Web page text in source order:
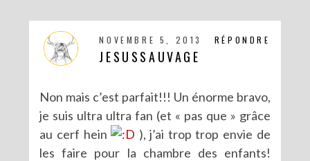
RÉPONDRE
NOVEMBRE 5, 2013
JESUSSAUVAGE
Non mais c’est parfait!!! Un énorme bravo,
je suis ultra ultra fan (et « pas que » grâce
au cerf hein
), j’ai trop trop envie de
les faire pour la chambre des enfants!